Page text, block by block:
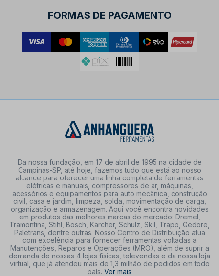
FORMAS DE PAGAMENTO
Da nossa fundação, em 17 de abril de 1995 na cidade de
Campinas-SP, até hoje, fazemos tudo que está ao nosso
alcance para oferecer uma linha completa de ferramentas
elétricas e manuais, compressores de ar, máquinas,
acessórios e equipamentos para auto mecânica, construção
civil, casa e jardim, limpeza, solda, movimentação de carga,
organização e armazenagem. Aqui você encontra novidades
em produtos das melhores marcas do mercado: Dremel,
Tramontina, Stihl, Bosch, Kärcher, Schulz, Skil, Trapp, Gedore,
Paletrans, dentre outras. Nosso Centro de Distribuição atua
com excelência para fornecer ferramentas voltadas a
Manutenções, Reparos e Operações (MRO), além de suprir a
demanda de nossas 4 lojas físicas, televendas e da nossa loja
virtual, que já atendeu mais de 1,3 milhão de pedidos em todo
país. Ver mais